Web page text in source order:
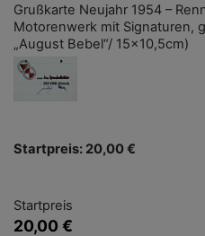
Grußkarte Neujahr 1954 –
Motorenwerk mit Signaturen,
„August Bebel“/ 15x10,5cm)
Startpreis: 20,00 €
Startpreis
20,00 €